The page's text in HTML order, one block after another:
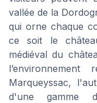
vallée de la
qui orne chaque
ce soit le
médiéval du
Marqueyssac,
d'une gamme